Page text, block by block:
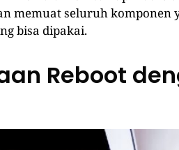
memuat seluruh komponen
bisa dipakai.
Reboot